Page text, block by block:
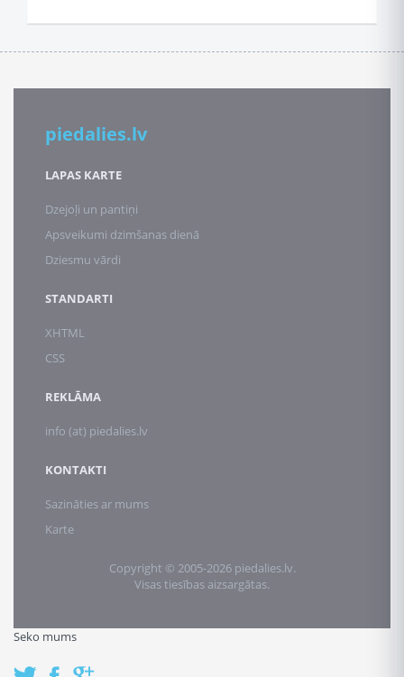
piedalies.lv
LAPAS KARTE
Dzejoļi un pantiņi
Apsveikumi dzimšanas dienā
Dziesmu vārdi
STANDARTI
XHTML
CSS
REKLĀMA
info (at) piedalies.lv
KONTAKTI
Sazināties ar mums
Karte
Copyright © 2005-2026 piedalies.lv.
Visas tiesības aizsargātas.
Seko mums